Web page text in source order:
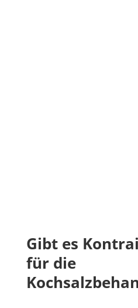
Gibt es
für die